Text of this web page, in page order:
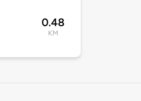
0.48
KM